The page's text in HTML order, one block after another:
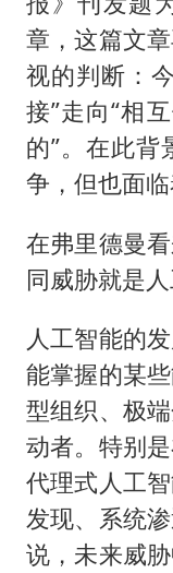
章，这篇文
视的判断：
接”走向“相
的”。在此背
争，但也面临
在弗里德曼
同威胁就是
人工智能的
能掌握的某
型组织、极
动者。特别
代理式人工
发现、系统
说，未来威